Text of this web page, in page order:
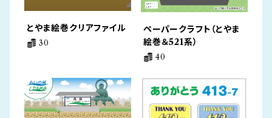
とやま絵巻クリアファイル
30
ペーパークラフト（とやま
絵巻＆521系）
40